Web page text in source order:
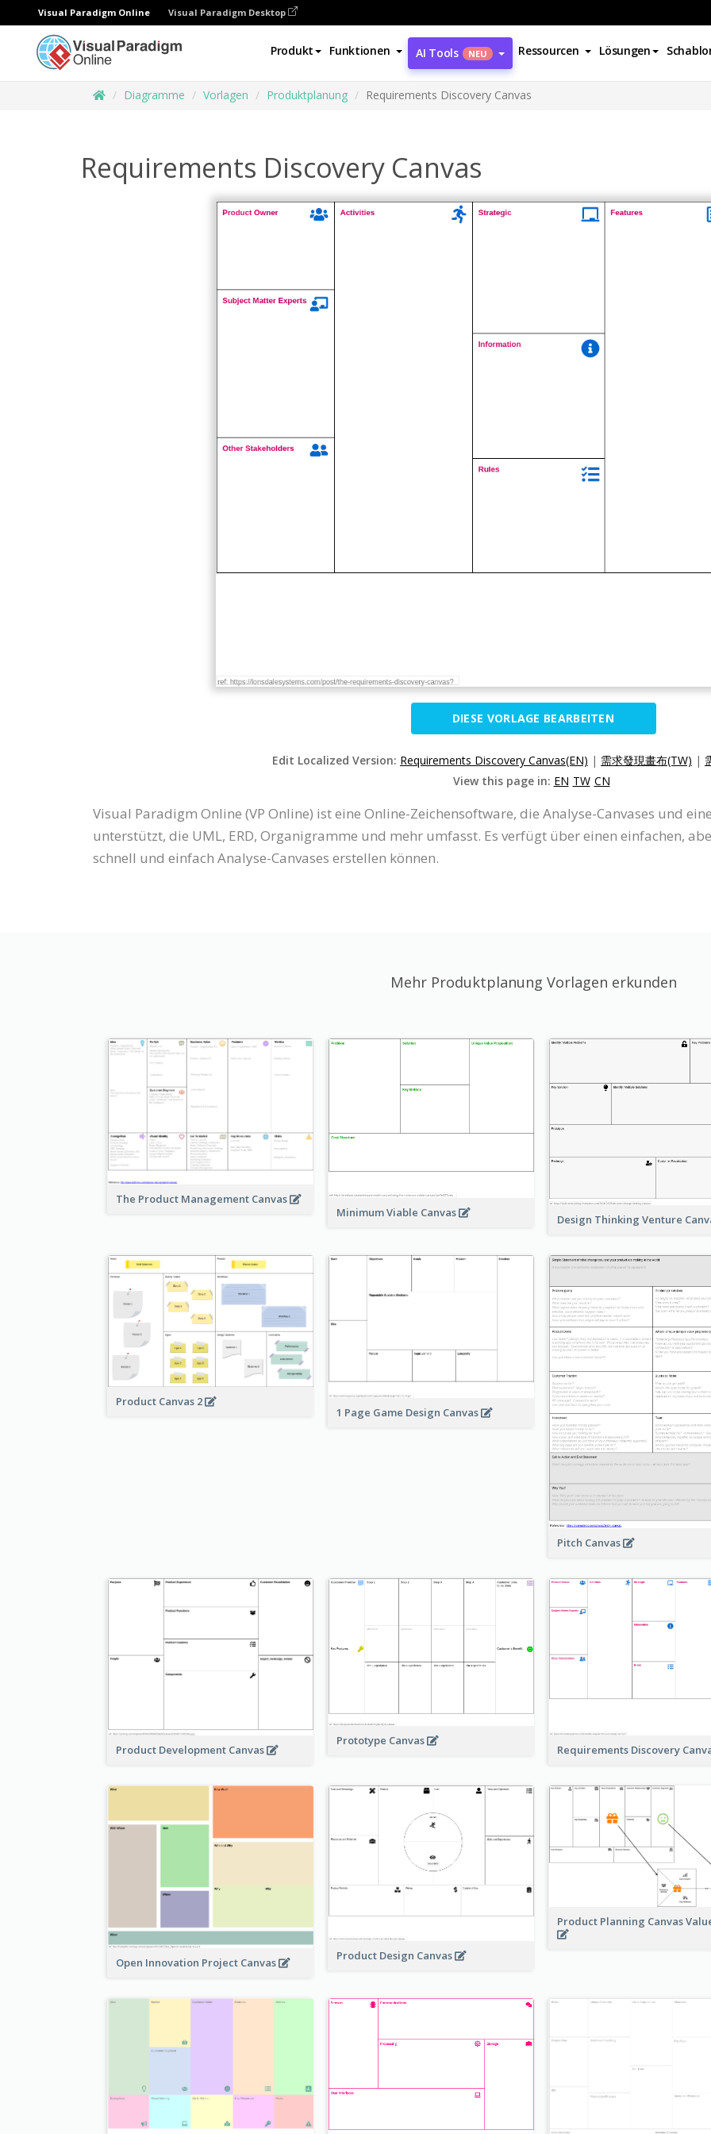
Visual Paradigm Online Visual Paradigm Desktop
Produkt Funktionen AI Tools NEU Ressourcen Lösungen
Diagramme Vorlagen Produktplanung Requirements Discovery Canvas
Requirements Discovery Canvas
DIESE VORLAGE BEARBEITEN
Edit Localized Version: Requirements Discovery Canvas(EN) | 需求發現畫布(TW) |
View this page in: EN TW CN
Visual Paradigm Online (VP Online) ist eine Online-Zeichensoftware, die Analyse-Canvases und
unterstützt, die UML, ERD, Organigramme und mehr umfasst. Es verfügt über einen einfachen,
schnell und einfach Analyse-Canvases erstellen können.
Mehr Produktplanung Vorlagen erkunden
The Product Management Canvas
Minimum Viable Canvas
Design Thinking Venture
Product Canvas 2
1 Page Game Design Canvas
Pitch Canvas
Product Development Canvas
Prototype Canvas
Requirements Discovery
Open Innovation Project Canvas
Product Design Canvas
Product Planning Canvas